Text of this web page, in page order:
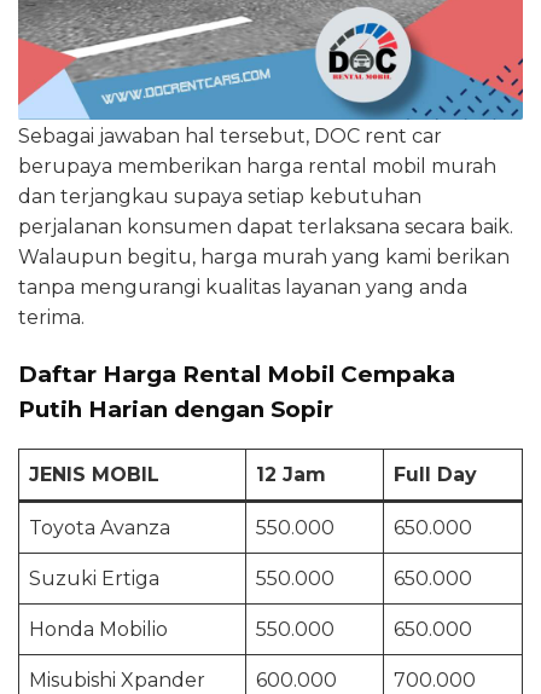
Sebagai jawaban hal tersebut, DOC rent car
berupaya memberikan harga rental mobil murah
dan terjangkau supaya setiap kebutuhan
perjalanan konsumen dapat terlaksana secara baik.
Walaupun begitu, harga murah yang kami berikan
tanpa mengurangi kualitas layanan yang anda
terima.
Daftar Harga Rental Mobil Cempaka
Putih Harian dengan Sopir
JENIS MOBIL 12 Jam Full Day
Toyota Avanza 550.000 650.000
Suzuki Ertiga 550.000 650.000
Honda Mobilio 550.000 650.000
Misubishi Xpander 600.000 700.000